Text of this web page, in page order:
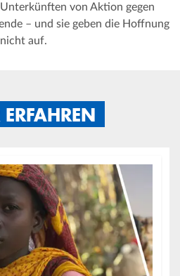
von Aktion gegen
– und sie geben die Hoffnung
auf.